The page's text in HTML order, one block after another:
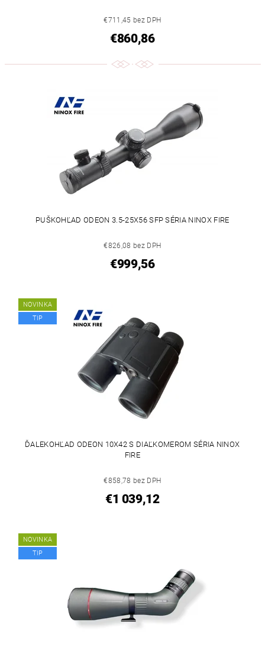
€711,45 bez DPH
€860,86
PUŠKOHĽAD ODEON 3.5-25X56 SFP SÉRIA NINOX FIRE
€826,08 bez DPH
€999,56
NOVINKA
TIP
ĎALEKOHĽAD ODEON 10X42 S DIAĽKOMEROM SÉRIA NINOX
FIRE
€858,78 bez DPH
€1 039,12
NOVINKA
TIP